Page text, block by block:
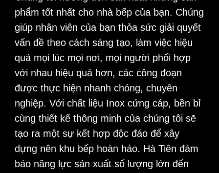
phẩm tốt nhất cho nhà bếp của bạn. Chúng
giúp nhân viên của bạn thỏa sức giải quyết
vấn đề theo cách sáng tạo, làm việc hiệu
quả mọi lúc mọi nơi, mọi người phối hợp
với nhau hiệu quả hơn, các công đoạn
được thực hiện nhanh chóng, chuyên
nghiệp. Với chất liệu Inox cứng cáp, bền bỉ
cùng thiết kế thông minh của chúng tôi sẽ
tạo ra một sự kết hợp độc đáo để xây
dựng nên khu bếp hoàn hảo. Hà Tiên đảm
bảo năng lực sản xuất số lượng lớn đến